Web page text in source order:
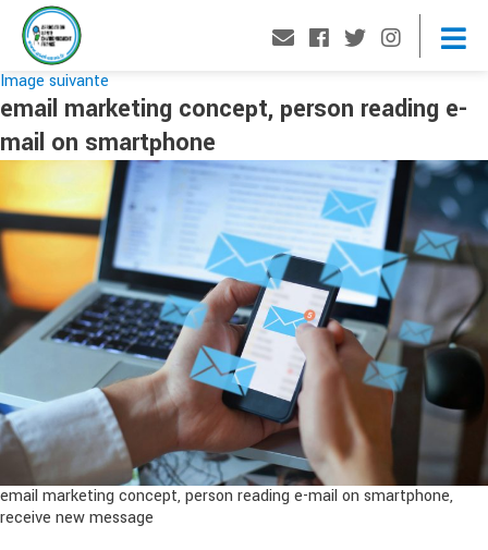
Image suivante
email marketing concept, person reading e-
mail on smartphone
email marketing concept, person reading e-mail on smartphone,
receive new message